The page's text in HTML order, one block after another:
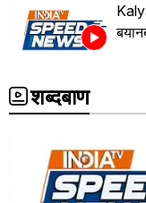
शब्दबाण